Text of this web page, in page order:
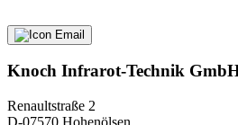
Knoch Infrarot-Technik
Renaultstraße 2
D-07570 Hohenölsen